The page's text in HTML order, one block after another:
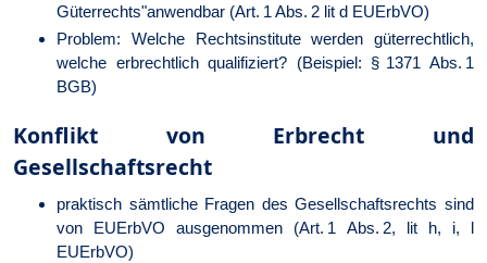
Güterrechts"anwendbar (Art. 1 Abs. 2 lit d EUErbVO)
Problem: Welche Rechtsinstitute werden güterrechtlich,
welche erbrechtlich qualifiziert? (Beispiel: § 1371 Abs. 1
BGB)
Konflikt von Erbrecht und
Gesellschaftsrecht
praktisch sämtliche Fragen des Gesellschaftsrechts sind
von EUErbVO ausgenommen (Art. 1 Abs. 2, lit h, i, l
EUErbVO)